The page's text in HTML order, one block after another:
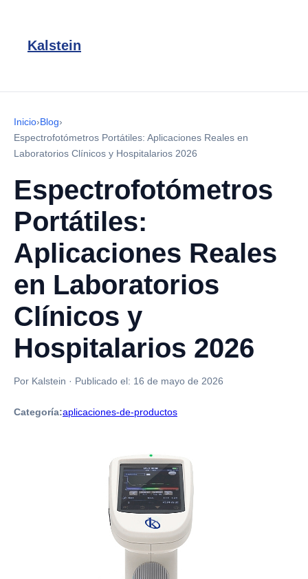
Kalstein
Inicio›Blog›
Espectrofotómetros Portátiles: Aplicaciones Reales en
Laboratorios Clínicos y Hospitalarios 2026
Espectrofotómetros
Portátiles:
Aplicaciones Reales
en Laboratorios
Clínicos y
Hospitalarios 2026
Por Kalstein · Publicado el: 16 de mayo de 2026
Categoría:aplicaciones-de-productos